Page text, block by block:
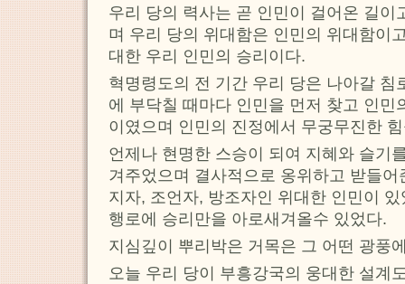
우리 당의 력사는 곧 인민이 걸어온 길이
며 우리 당의 위대함은 인민의 위대함이
대한 우리 인민의 승리이다.
혁명령도의 전 기간 우리 당은 나아갈 침
에 부닥칠 때마다 인민을 먼저 찾고 인민
이였으며 인민의 진정에서 무궁무진한
언제나 현명한 스승이 되여 지혜와 슬기
겨주었으며 결사적으로 옹위하고 받들
지자, 조언자, 방조자인 위대한 인민이
행로에 승리만을 아로새겨올수 있었다.
지심깊이 뿌리박은 거목은 그 어떤 광풍
오늘 우리 당이 부흥강국의 웅대한 설계